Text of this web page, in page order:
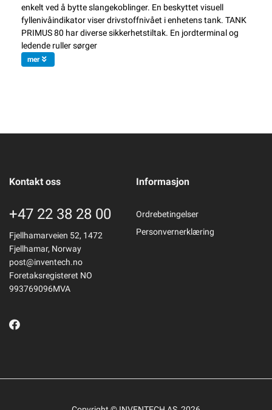
enkelt ved å bytte slangekoblinger. En beskyttet visuell
fyllenivåindikator viser drivstoffnivået i enhetens tank. TANK
PRIMUS 80 har diverse sikkerhetstiltak. En jordterminal og
ledende ruller sørger
mer
Kontakt oss
+47 22 38 28 00
Fjellhamarveien 52, 1472
Fjellhamar, Norway
post@inventech.no
Foretaksregisteret NO
993769096MVA
Informasjon
Ordrebetingelser
Personvernerklæring